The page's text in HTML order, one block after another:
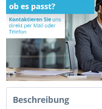
Beschreibung